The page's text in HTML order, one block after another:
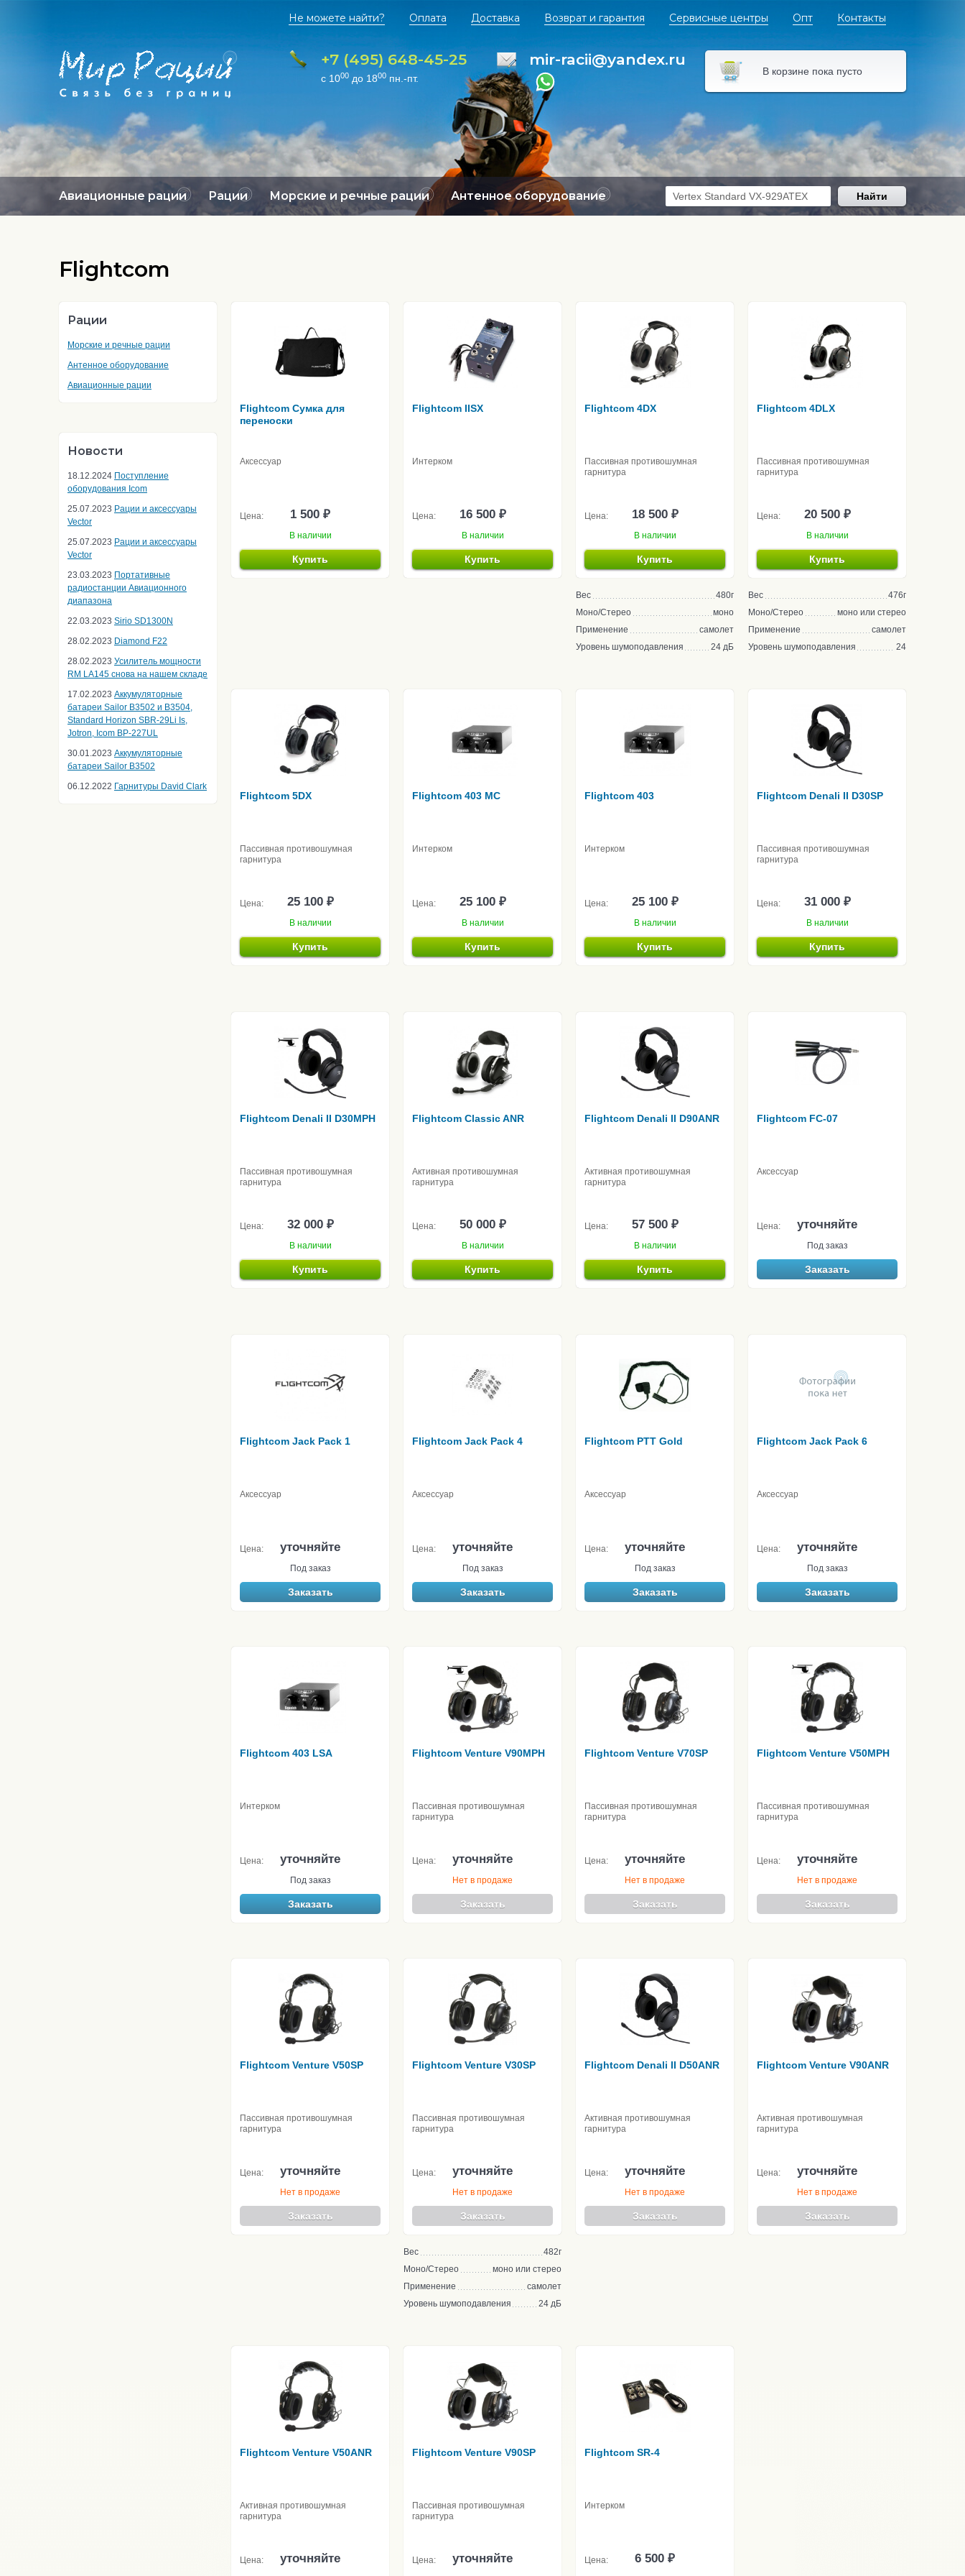
Не можете найти? Оплата Доставка Возврат и гарантия Сервисные центры Опт Контакты
+7 (495) 648-45-25
с 1000 до 1800 пн.-пт.
mir-racii@yandex.ru
В корзине пока пусто
Авиационные рации Рации Морские и речные рации Антенное оборудование Найти
Flightcom
Рации
Морские и речные рации
Антенное оборудование
Авиационные рации
Новости
18.12.2024 Поступление
оборудования Icom
25.07.2023 Рации и аксессуары
Vector
25.07.2023 Рации и аксессуары
Vector
23.03.2023 Портативные
радиостанции Авиационного
диапазона
22.03.2023 Sirio SD1300N
28.02.2023 Diamond F22
28.02.2023 Усилитель мощности
RM LA145 снова на нашем складе
17.02.2023 Аккумуляторные
батареи Sailor B3502 и B3504,
Standard Horizon SBR-29Li Is,
Jotron, Icom BP-227UL
30.01.2023 Аккумуляторные
батареи Sailor B3502
06.12.2022 Гарнитуры David Clark
Flightcom Сумка для
переноски
Аксессуар
Цена: 1 500 ₽
В наличии
Купить
Flightcom IISX
Интерком
Цена: 16 500 ₽
В наличии
Купить
Flightcom 4DX
Пассивная противошумная
гарнитура
Цена: 18 500 ₽
В наличии
Купить
Вес
480г
Моно/Стерео
моно
Применение
самолет
Уровень шумоподавления
24 дБ
Flightcom 4DLX
Пассивная противошумная
гарнитура
Цена: 20 500 ₽
В наличии
Купить
Вес
476г
Моно/Стерео
моно или стерео
Применение
самолет
Уровень шумоподавления
24
Flightcom 5DX
Пассивная противошумная
гарнитура
Цена: 25 100 ₽
В наличии
Купить
Flightcom 403 MC
Интерком
Цена: 25 100 ₽
В наличии
Купить
Flightcom 403
Интерком
Цена: 25 100 ₽
В наличии
Купить
Flightcom Denali II D30SP
Пассивная противошумная
гарнитура
Цена: 31 000 ₽
В наличии
Купить
Flightcom Denali II D30MPH
Пассивная противошумная
гарнитура
Цена: 32 000 ₽
В наличии
Купить
Flightcom Classic ANR
Активная противошумная
гарнитура
Цена: 50 000 ₽
В наличии
Купить
Flightcom Denali II D90ANR
Активная противошумная
гарнитура
Цена: 57 500 ₽
В наличии
Купить
Flightcom FC-07
Аксессуар
Цена: уточняйте
Под заказ
Заказать
Flightcom Jack Pack 1
Аксессуар
Цена: уточняйте
Под заказ
Заказать
Flightcom Jack Pack 4
Аксессуар
Цена: уточняйте
Под заказ
Заказать
Flightcom PTT Gold
Аксессуар
Цена: уточняйте
Под заказ
Заказать
Flightcom Jack Pack 6
Аксессуар
Цена: уточняйте
Под заказ
Заказать
Flightcom 403 LSA
Интерком
Цена: уточняйте
Под заказ
Заказать
Flightcom Venture V90MPH
Пассивная противошумная
гарнитура
Цена: уточняйте
Нет в продаже
Заказать
Flightcom Venture V70SP
Пассивная противошумная
гарнитура
Цена: уточняйте
Нет в продаже
Заказать
Flightcom Venture V50MPH
Пассивная противошумная
гарнитура
Цена: уточняйте
Нет в продаже
Заказать
Flightcom Venture V50SP
Пассивная противошумная
гарнитура
Цена: уточняйте
Нет в продаже
Заказать
Flightcom Venture V30SP
Пассивная противошумная
гарнитура
Цена: уточняйте
Нет в продаже
Заказать
Вес
482г
Моно/Стерео
моно или стерео
Применение
самолет
Уровень шумоподавления
24 дБ
Flightcom Denali II D50ANR
Активная противошумная
гарнитура
Цена: уточняйте
Нет в продаже
Заказать
Flightcom Venture V90ANR
Активная противошумная
гарнитура
Цена: уточняйте
Нет в продаже
Заказать
Flightcom Venture V50ANR
Активная противошумная
гарнитура
Цена: уточняйте
Flightcom Venture V90SP
Пассивная противошумная
гарнитура
Цена: уточняйте
Flightcom SR-4
Интерком
Цена: 6 500 ₽